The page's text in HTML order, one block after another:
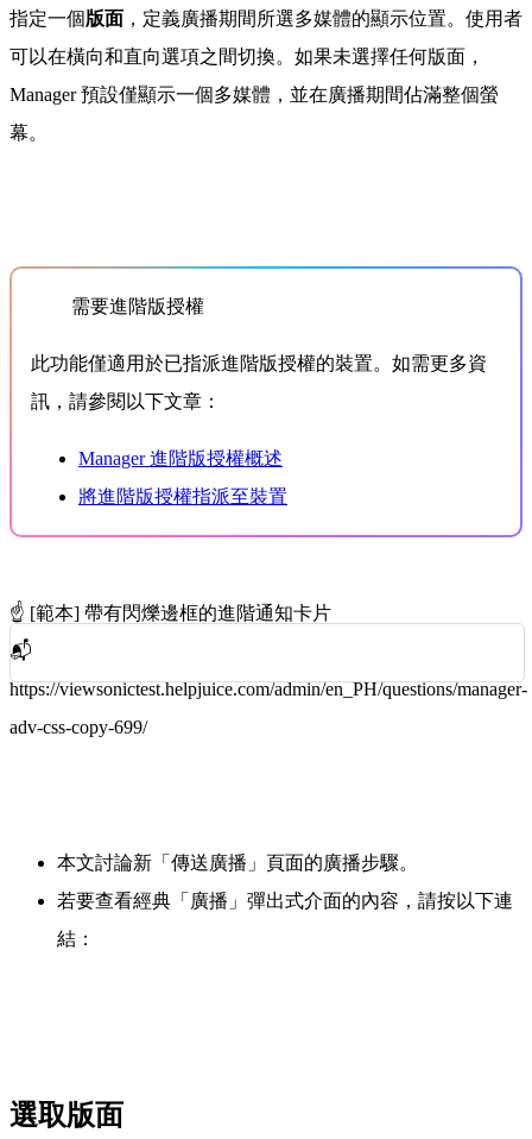
指定一個版面 ，定義廣播期間所選多媒體的顯示位置。使用者
可以在橫向和直向選項之間切換。如果未選擇任何版面，
Manager 預設僅顯示一個多媒體，並在廣播期間佔滿整個螢
幕。
需要進階版授權
此功能僅適用於已指派進階版授權的裝置。如需更多資
訊，請參閱以下文章：
Manager 進階版授權概述
將進階版授權指派至裝置
☝️ [範本] 帶有閃爍邊框的進階通知卡片
📬
https://viewsonictest.helpjuice.com/admin/en_PH/questions/manager-
adv-css-copy-699/
本文討論新「傳送廣播」頁面的廣播步驟。
若要查看經典「廣播」彈出式介面的內容，請按以下連
結：
選取版面